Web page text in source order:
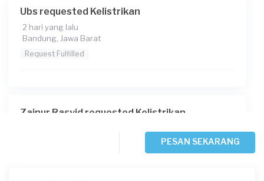
Ubs requested Kelistrikan
2 hari yang lalu
Bandung, Jawa Barat
Request Fulfilled
Zainur Rasyid requested Kelistrikan
PESAN SEKARANG